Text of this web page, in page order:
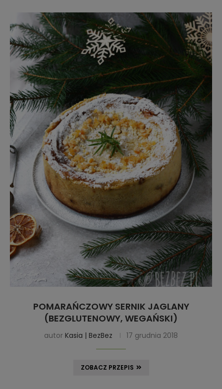
POMARAŃCZOWY SERNIK JAGLANY
(BEZGLUTENOWY, WEGAŃSKI)
autor Kasia | BezBez 17 grudnia 2018
ZOBACZ PRZEPIS